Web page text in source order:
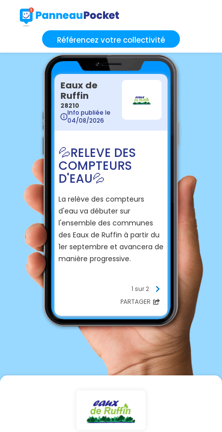
Référencez votre collectivité
Eaux de
Ruffin
28210
Info publiée le
04/08/2026
💦 RELEVE DES
COMPTEURS
D'EAU 💦
La relève des compteurs
d'eau va débuter sur
l'ensemble des communes
des Eaux de Ruffin à partir du
1er septembre et avancera de
manière progressive.
vouloir dégager l'accès de
votre compteur et nettoyer
l'intérieur même du regard le
cas échéant.
Nous vous rappelons que les
agents ne sont pas autorisés
à rentrer dans les propriétés
En cas d'absence, merci de
1 sur 2
PARTAGER